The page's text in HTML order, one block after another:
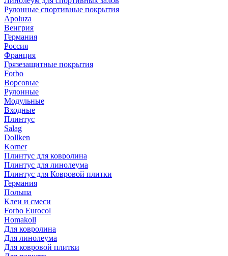
Рулонные спортивные покрытия
Apoluza
Венгрия
Германия
Россия
Франция
Грязезащитные покрытия
Forbo
Ворсовые
Рулонные
Модульные
Входные
Плинтус
Salag
Dollken
Korner
Плинтус для ковролина
Плинтус для линолеума
Плинтус для Ковровой плитки
Германия
Польша
Клеи и смеси
Forbo Eurocol
Homakoll
Для ковролина
Для линолеума
Для ковровой плитки